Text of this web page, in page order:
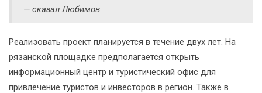
— сказал Любимов.
Реализовать проект планируется в течение двух лет. На
рязанской площадке предполагается открыть
информационный центр и туристический офис для
привлечение туристов и инвесторов в регион. Также в